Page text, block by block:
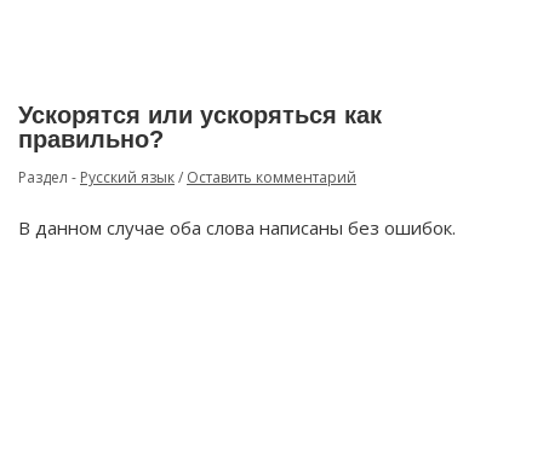
Ускорятся или ускоряться как
правильно?
Раздел - Русский язык/ Оставить комментарий
В данном случае оба слова написаны без ошибок.